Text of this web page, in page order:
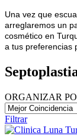
Una vez que
arreglaremos un
cosmético en
a tus preferencias
ORGANIZAR
Filtrar